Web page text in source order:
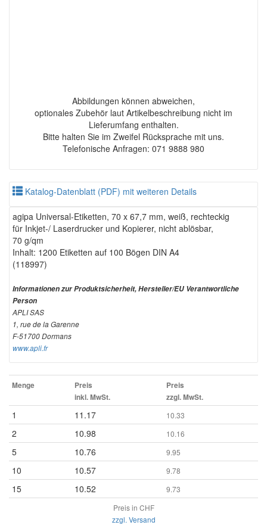
Abbildungen können abweichen,
optionales Zubehör laut Artikelbeschreibung nicht im
Lieferumfang enthalten.
Bitte halten Sie im Zweifel Rücksprache mit uns.
Telefonische Anfragen: 071 9888 980
Katalog-Datenblatt (PDF) mit weiteren Details
agipa Universal-Etiketten, 70 x 67,7 mm, weiß, rechteckig
für Inkjet-/ Laserdrucker und Kopierer, nicht ablösbar,
70 g/qm
Inhalt: 1200 Etiketten auf 100 Bögen DIN A4
(118997)
Informationen zur Produktsicherheit, Hersteller/EU Verantwortliche
Person
APLI SAS
1, rue de la Garenne
F-51700 Dormans
www.apli.fr
Menge
Preis
inkl. MwSt.
Preis
zzgl. MwSt.
1 11.17 10.33
2 10.98 10.16
5 10.76 9.95
10 10.57 9.78
15 10.52
9.73
Preis in CHF
zzgl. Versand